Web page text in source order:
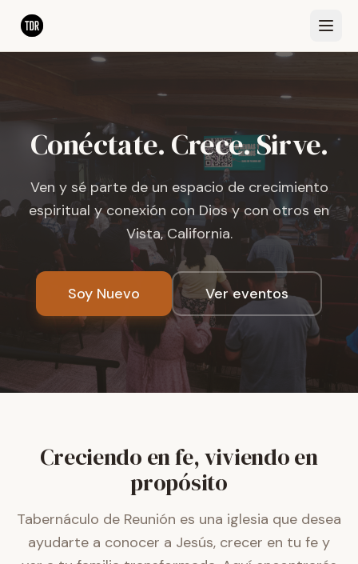
Conéctate. Crece. Sirve.
Ven y sé parte de un espacio de crecimiento
espiritual y conexión con Dios y con otros en
Vista, California.
Soy Nuevo Ver eventos
Creciendo en fe, viviendo en
propósito
Tabernáculo de Reunión es una iglesia que desea
ayudarte a conocer a Jesús, crecer en tu fe y